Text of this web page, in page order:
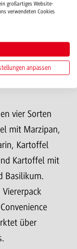
durch
mit
vier Sorten
mit Marzipan,
Kartoffel
Kartoffel mit
Basilikum.
über
großartiges Website-
verwendeten Cookies
anpassen